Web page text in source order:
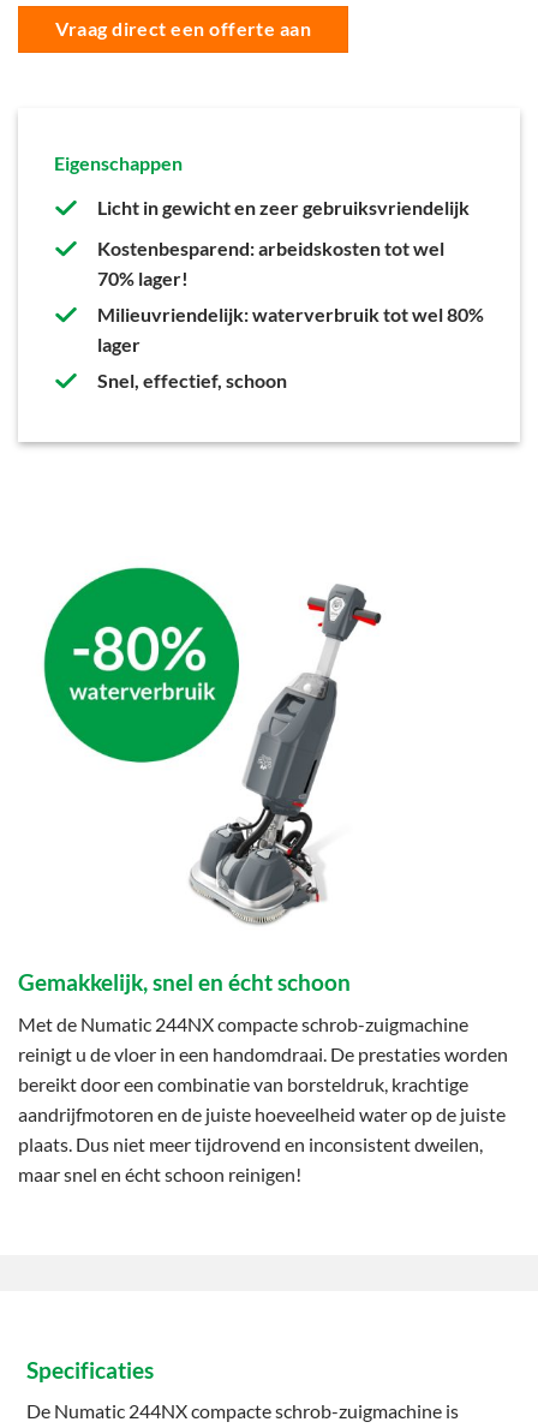
Vraag direct een offerte aan
Eigenschappen
Licht in gewicht en zeer gebruiksvriendelijk
Kostenbesparend: arbeidskosten tot wel
70% lager!
Milieuvriendelijk: waterverbruik tot wel 80%
lager
Snel, effectief, schoon
Gemakkelijk, snel en écht schoon
Met de Numatic 244NX compacte schrob-zuigmachine
reinigt u de vloer in een handomdraai. De prestaties worden
bereikt door een combinatie van borsteldruk, krachtige
aandrijfmotoren en de juiste hoeveelheid water op de juiste
plaats. Dus niet meer tijdrovend en inconsistent dweilen,
maar snel en écht schoon reinigen!
Specificaties
De Numatic 244NX compacte schrob-zuigmachine is